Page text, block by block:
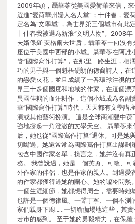
2009年頭，聶華苓從美國愛荷華來信，
選進“愛荷華州婦人名人堂”；十仲春，愛
定名為“文學城”，為世界第三個城市有此
十仲春我被選為新浪“文明人物”。2008
夫婿保羅·安格爾去世后，聶華苓一向沒
座位于美國中西部的小城。聶華苓在阿誰
管“國際寫作打算”，在那里一路生涯，相
巧的男子與一個魁梧硬朗的德裔詩人，在
的戀愛火花，並且成績了一番環球注視的
界三十多個國度和地域的作家，在這個漂
異國佳耦的血汗耕作，這個小城成為名副
華“國際寫作打算”時代，天天都有文學講
演或其他藝術扮演。 這是全球商潮聲中
強地撐起一角澄澈的文學天空。 聶華苓來
后，她也從“國際寫作打算”退休。可是她
切斷過。她還常常為國際寫作打算出謀劃
包含中國作家名單，換言之，她并沒有真
務。 我曾說過，她是一個英勇、可敬、
外作家的伴侶，也是作家的親人。到過愛
的作家都獲得過她的關心、她的噓冷問熱
一個生涯細節，她都想得周全，需要時
也許是一個德律風、一聲丁寧、一個不
家們親身下廚……一切瑜伽場地這些，其
若市的感到。 至于她的勇毅精力，在保羅